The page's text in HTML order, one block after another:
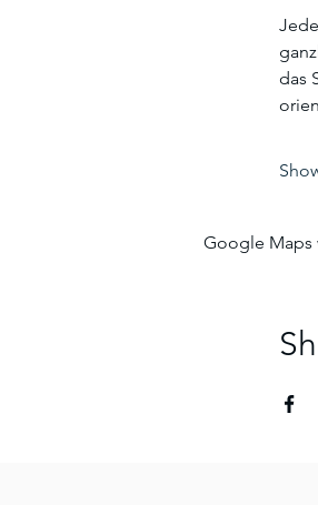
das
Google Maps